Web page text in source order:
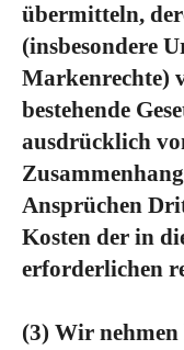
übermitteln,
(insbesondere
Markenrechte)
bestehende
ausdrücklich
Ansprüchen
Kosten der in
erforderlichen
(3) Wir